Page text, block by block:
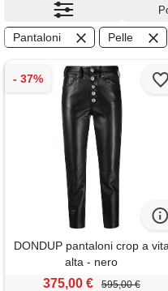
Pantaloni Pelle
DONDUP pantaloni crop a vita
alta - nero
375,00 € 595,00 €